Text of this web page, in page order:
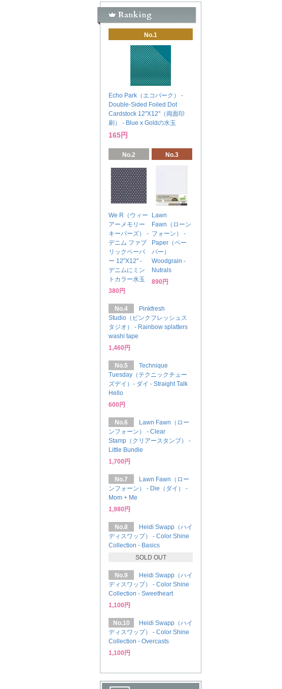
No.1
Echo Park（エコパーク） -
Double-Sided Foiled Dot
Cardstock 12"X12"（両面印
刷） - Blue x Goldの水玉
165円
No.2
We R（ウィー
アーメモリー
キーパーズ） -
デニム ファブ
リックペーパ
ー 12"X12" -
デニムにミン
トカラー水玉
380円
No.3
Lawn
Fawn（ローン
フォーン） -
Paper（ペー
パー）
Woodgrain -
Nutrals
890円
No.4
Pinkfresh
Studio（ピンクフレッシュス
タジオ） - Rainbow splatters
washi tape
1,460円
No.5
Technique
Tuesday（テクニックチュー
ズデイ）- ダイ - Straight Talk
Hello
600円
No.6
Lawn Fawn（ロー
ンフォーン） - Clear
Stamp（クリアースタンプ） -
Little Bundle
1,700円
No.7
Lawn Fawn（ロー
ンフォーン） - Die（ダイ） -
Mom + Me
1,980円
No.8
Heidi Swapp（ハイ
ディスワップ） - Color Shine
Collection - Basics
SOLD OUT
No.9
Heidi Swapp（ハイ
ディスワップ） - Color Shine
Collection - Sweetheart
1,100円
No.10
Heidi Swapp（ハイ
ディスワップ） - Color Shine
Collection - Overcasts
1,100円